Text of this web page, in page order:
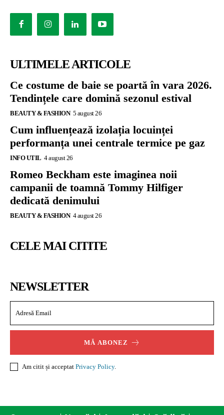
ULTIMELE ARTICOLE
Ce costume de baie se poartă în vara 2026.
Tendințele care domină sezonul estival
BEAUTY & FASHION 5 august 26
Cum influențează izolația locuinței
performanța unei centrale termice pe gaz
INFO UTIL 4 august 26
Romeo Beckham este imaginea noii
campanii de toamnă Tommy Hilfiger
dedicată denimului
BEAUTY & FASHION 4 august 26
CELE MAI CITITE
NEWSLETTER
MĂ ABONEZ
Am citit și acceptat Privacy Policy.